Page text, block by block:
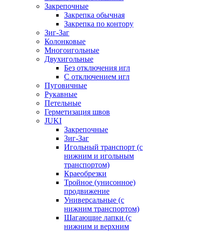
Закрепочные
Закрепка обычная
Закрепка по контору
Зиг-Заг
Колонковые
Многоигольные
Двухигольные
Без отключения игл
С отключением игл
Пуговичные
Рукавные
Петельные
Герметизация швов
JUKI
Закрепочные
Зиг-Заг
Игольный транспорт (с
нижним и игольным
транспортом)
Краеобрезки
Тройное (унисонное)
продвижение
Универсальные (с
нижним транспортом)
Шагающие лапки (с
нижним и верхним